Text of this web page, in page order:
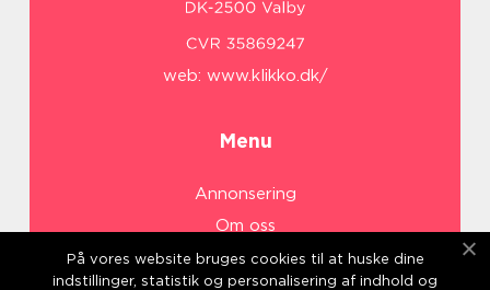
web: www.klikko.dk/
Menu
Annonsering
Om oss
Cookies
På vores website bruges cookies til at huske dine
indstillinger, statistik og personalisering af indhold og